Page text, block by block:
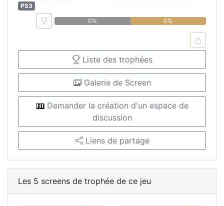
PS3
0%
0%
Liste des trophées
Galerie de Screen
Demander la création d'un espace de
discussion
Liens de partage
Les 5 screens de trophée de ce jeu